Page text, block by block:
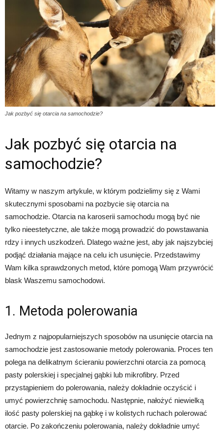
Jak pozbyć się otarcia na samochodzie?
Jak pozbyć się otarcia na
samochodzie?
Witamy w naszym artykule, w którym podzielimy się z Wami
skutecznymi sposobami na pozbycie się otarcia na
samochodzie. Otarcia na karoserii samochodu mogą być nie
tylko nieestetyczne, ale także mogą prowadzić do powstawania
rdzy i innych uszkodzeń. Dlatego ważne jest, aby jak najszybciej
podjąć działania mające na celu ich usunięcie. Przedstawimy
Wam kilka sprawdzonych metod, które pomogą Wam przywrócić
blask Waszemu samochodowi.
1. Metoda polerowania
Jednym z najpopularniejszych sposobów na usunięcie otarcia na
samochodzie jest zastosowanie metody polerowania. Proces ten
polega na delikatnym ścieraniu powierzchni otarcia za pomocą
pasty polerskiej i specjalnej gąbki lub mikrofibry. Przed
przystąpieniem do polerowania, należy dokładnie oczyścić i
umyć powierzchnię samochodu. Następnie, nałożyć niewielką
ilość pasty polerskiej na gąbkę i w kolistych ruchach polerować
otarcie. Po zakończeniu polerowania, należy dokładnie umyć